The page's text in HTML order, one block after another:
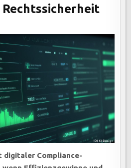
digitaler Compliance-